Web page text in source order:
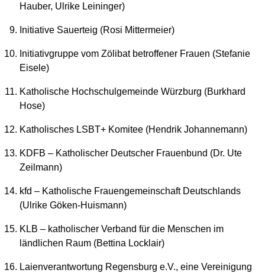
Hauber, Ulrike Leininger)
Initiative Sauerteig (Rosi Mittermeier)
Initiativgruppe vom Zölibat betroffener Frauen (Stefanie
Eisele)
Katholische Hochschulgemeinde Würzburg (Burkhard
Hose)
Katholisches LSBT+ Komitee (Hendrik Johannemann)
KDFB – Katholischer Deutscher Frauenbund (Dr. Ute
Zeilmann)
kfd – Katholische Frauengemeinschaft Deutschlands
(Ulrike Göken-Huismann)
KLB – katholischer Verband für die Menschen im
ländlichen Raum (Bettina Locklair)
Laienverantwortung Regensburg e.V., eine Vereinigung